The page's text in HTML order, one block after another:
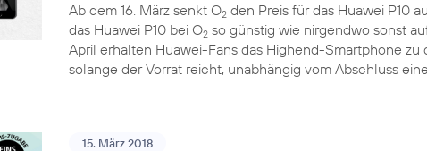
Ab dem 16. März senkt O2 den Preis für das Huawei P10
das Huawei P10 bei O2 so günstig wie nirgendwo sonst
April erhalten Huawei-Fans das Highend-Smartphone zu
solange der Vorrat reicht, unabhängig vom Abschluss
15. März 2018